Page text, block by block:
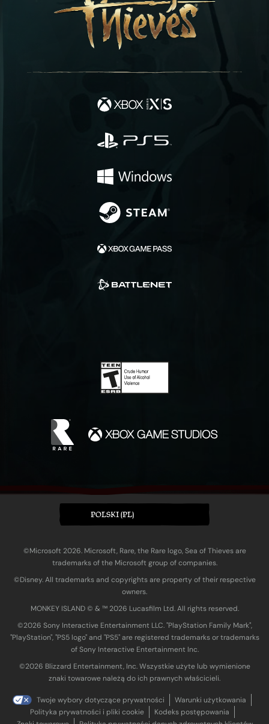
POLSKI (PL)
©Microsoft 2026. Microsoft, Rare, the Rare logo, Sea of Thieves are
trademarks of the Microsoft group of companies.
©Disney. All trademarks and copyrights are property of their respective
owners.
MONKEY ISLAND © & ™ 20‍26 Lucasfilm Ltd. All rights reserved.
©2026 Sony Interactive Entertainment LLC. "PlayStation Family Mark",
"PlayStation", "PS5 logo" and "PS5" are registered trademarks or trademarks
of Sony Interactive Entertainment Inc.
©2026 Blizzard Entertainment, Inc. Wszystkie użyte lub wymienione
znaki towarowe należą do ich prawnych właścicieli.
Twoje wybory dotyczące prywatności
Warunki użytkowania
Polityka prywatności i pliki cookie
Kodeks postępowania